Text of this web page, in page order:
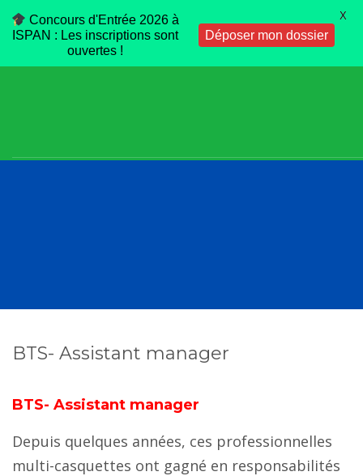
BTS- Assistant manager
BTS- Assistant manager
Depuis quelques années, ces professionnelles
multi-casquettes ont gagné en responsabilités
Concours d'Entrée 2026 à
ISPAN : Les inscriptions sont
ouvertes !
Déposer mon dossier
X